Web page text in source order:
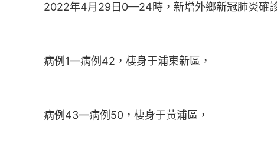
2022年4月29日0—24時，新增外鄉新冠肺炎確
病例1—病例42，棲身于浦東新區，
病例43—病例50，棲身于黃浦區，